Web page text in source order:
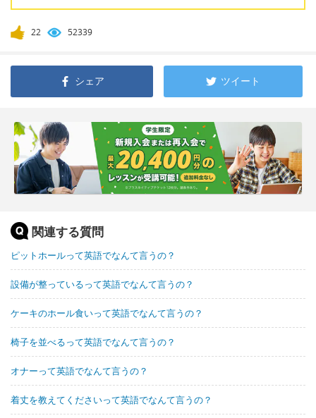
22 52339
シェア ツイート
関連する質問
ピットホールって英語でなんて言うの？
設備が整っているって英語でなんて言うの？
ケーキのホール食いって英語でなんて言うの？
椅子を並べるって英語でなんて言うの？
オナーって英語でなんて言うの？
着丈を教えてくださいって英語でなんて言うの？